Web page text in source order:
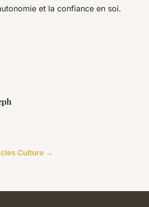
et la confiance en soi.
Culture →